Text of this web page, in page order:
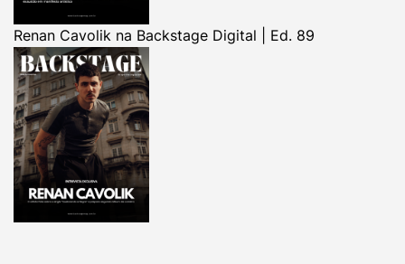
Renan Cavolik na Backstage Digital | Ed. 89